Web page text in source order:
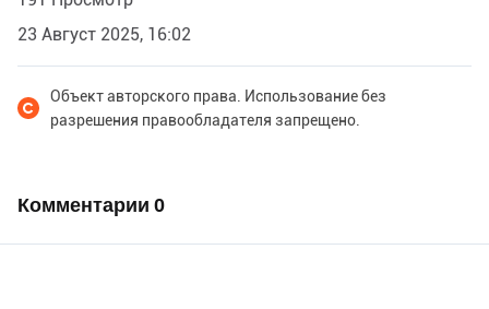
23 Август 2025, 16:02
Объект авторского права. Использование без
разрешения правообладателя запрещено.
Комментарии 0